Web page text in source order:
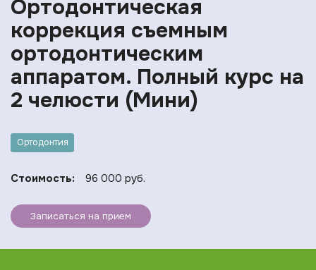
Ортодонтическая
коррекция съемным
ортодонтическим
аппаратом. Полный курс на
2 челюсти (Мини)
Ортодонтия
Стоимость: 96 000 руб.
Записаться на прием